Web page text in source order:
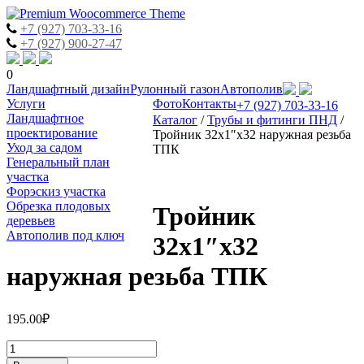
+7 (927) 703-33-16
+7 (927) 900-27-47
0
Skip
to
content
Ландшафтный дизайнРулонный газонАвтополив
Услуги
Ландшафтное
проектирование
Уход за садом
Генеральный план
участка
Форэскиз участка
Обрезка плодовых
деревьев
Автополив под ключ
ФотоКонтакты+7 (927) 703-33-16
Каталог /Трубы и фитинги ПНД /
Тройник 32х1″х32 наружная резьба
ТПК
Тройник
32х1″х32
наружная резьба ТПК
195.00₽
Количество
Тройник